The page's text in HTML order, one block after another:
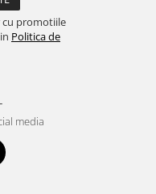
cu promotiile
Politica de
media